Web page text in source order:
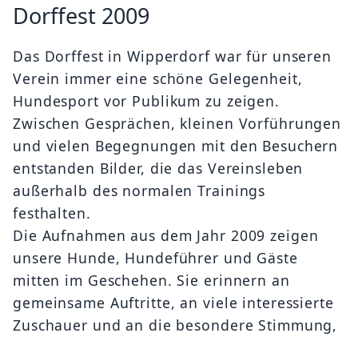
Dorffest 2009
Das Dorffest in Wipperdorf war für unseren
Verein immer eine schöne Gelegenheit,
Hundesport vor Publikum zu zeigen.
Zwischen Gesprächen, kleinen Vorführungen
und vielen Begegnungen mit den Besuchern
entstanden Bilder, die das Vereinsleben
außerhalb des normalen Trainings
festhalten.
Die Aufnahmen aus dem Jahr 2009 zeigen
unsere Hunde, Hundeführer und Gäste
mitten im Geschehen. Sie erinnern an
gemeinsame Auftritte, an viele interessierte
Zuschauer und an die besondere Stimmung,